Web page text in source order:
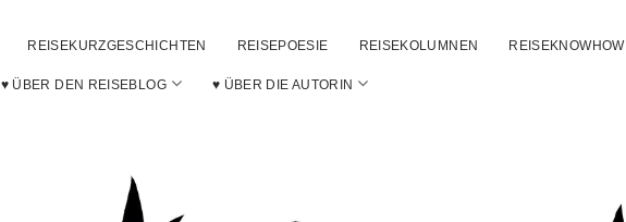
REISEKURZGESCHICHTEN REISEPOESIE REISEKOLUMNEN REISEKNOWHOW
♥ ÜBER DEN REISEBLOG Menü♥ ÜBER DIE AUTORIN Menü